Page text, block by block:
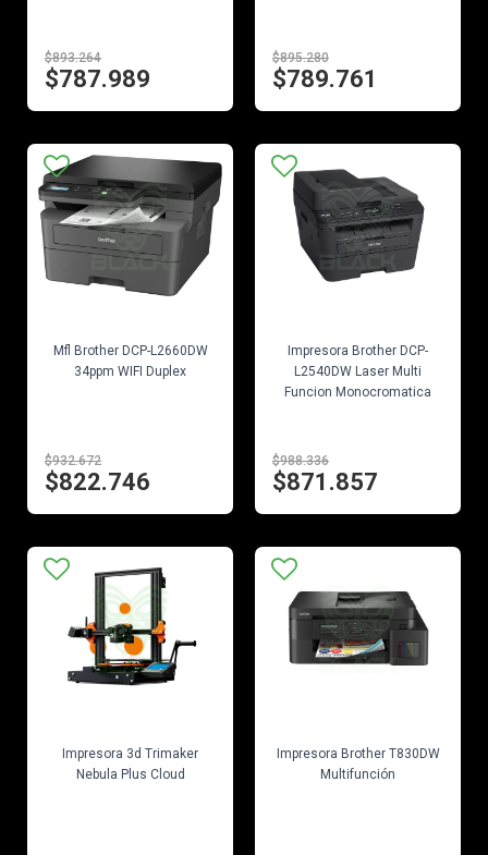
$893.264
$787.989
$895.280
$789.761
Mfl Brother DCP-L2660DW
34ppm WIFI Duplex
$932.672
$822.746
Impresora Brother DCP-
L2540DW Laser Multi
Funcion Monocromatica
$988.336
$871.857
Impresora 3d Trimaker
Nebula Plus Cloud
Impresora Brother T830DW
Multifunción